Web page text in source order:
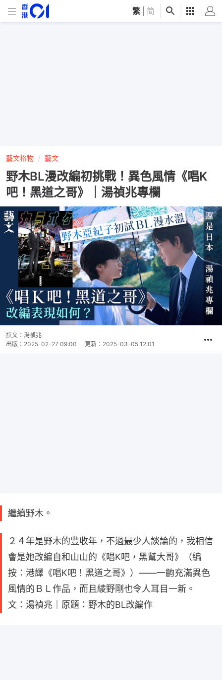
繁 简
藝文格物 藝文
野木BL漫改編初挑戰！異色風情《唱K
吧！黑道之哥》｜湯禎兆專欄
撰文： 湯禎兆
出版： 2025-02-27 09:00 更新： 2025-03-05 12:01
繼續野木。
２４年是野木的豐收年，不過最少人談論的，我相信
會是她改編自和山山的《唱K吧，黑幫大哥》（編
按：港譯《唱K吧！黑道之哥》）——一齣充滿異色
風情的ＢＬ作品，而且綾野剛也令人耳目一新。
文：湯禎兆｜原題：野木的BL改編作